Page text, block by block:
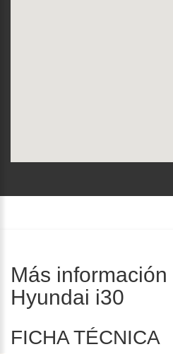
Más
Hyundai i30
FICHA TÉCNICA